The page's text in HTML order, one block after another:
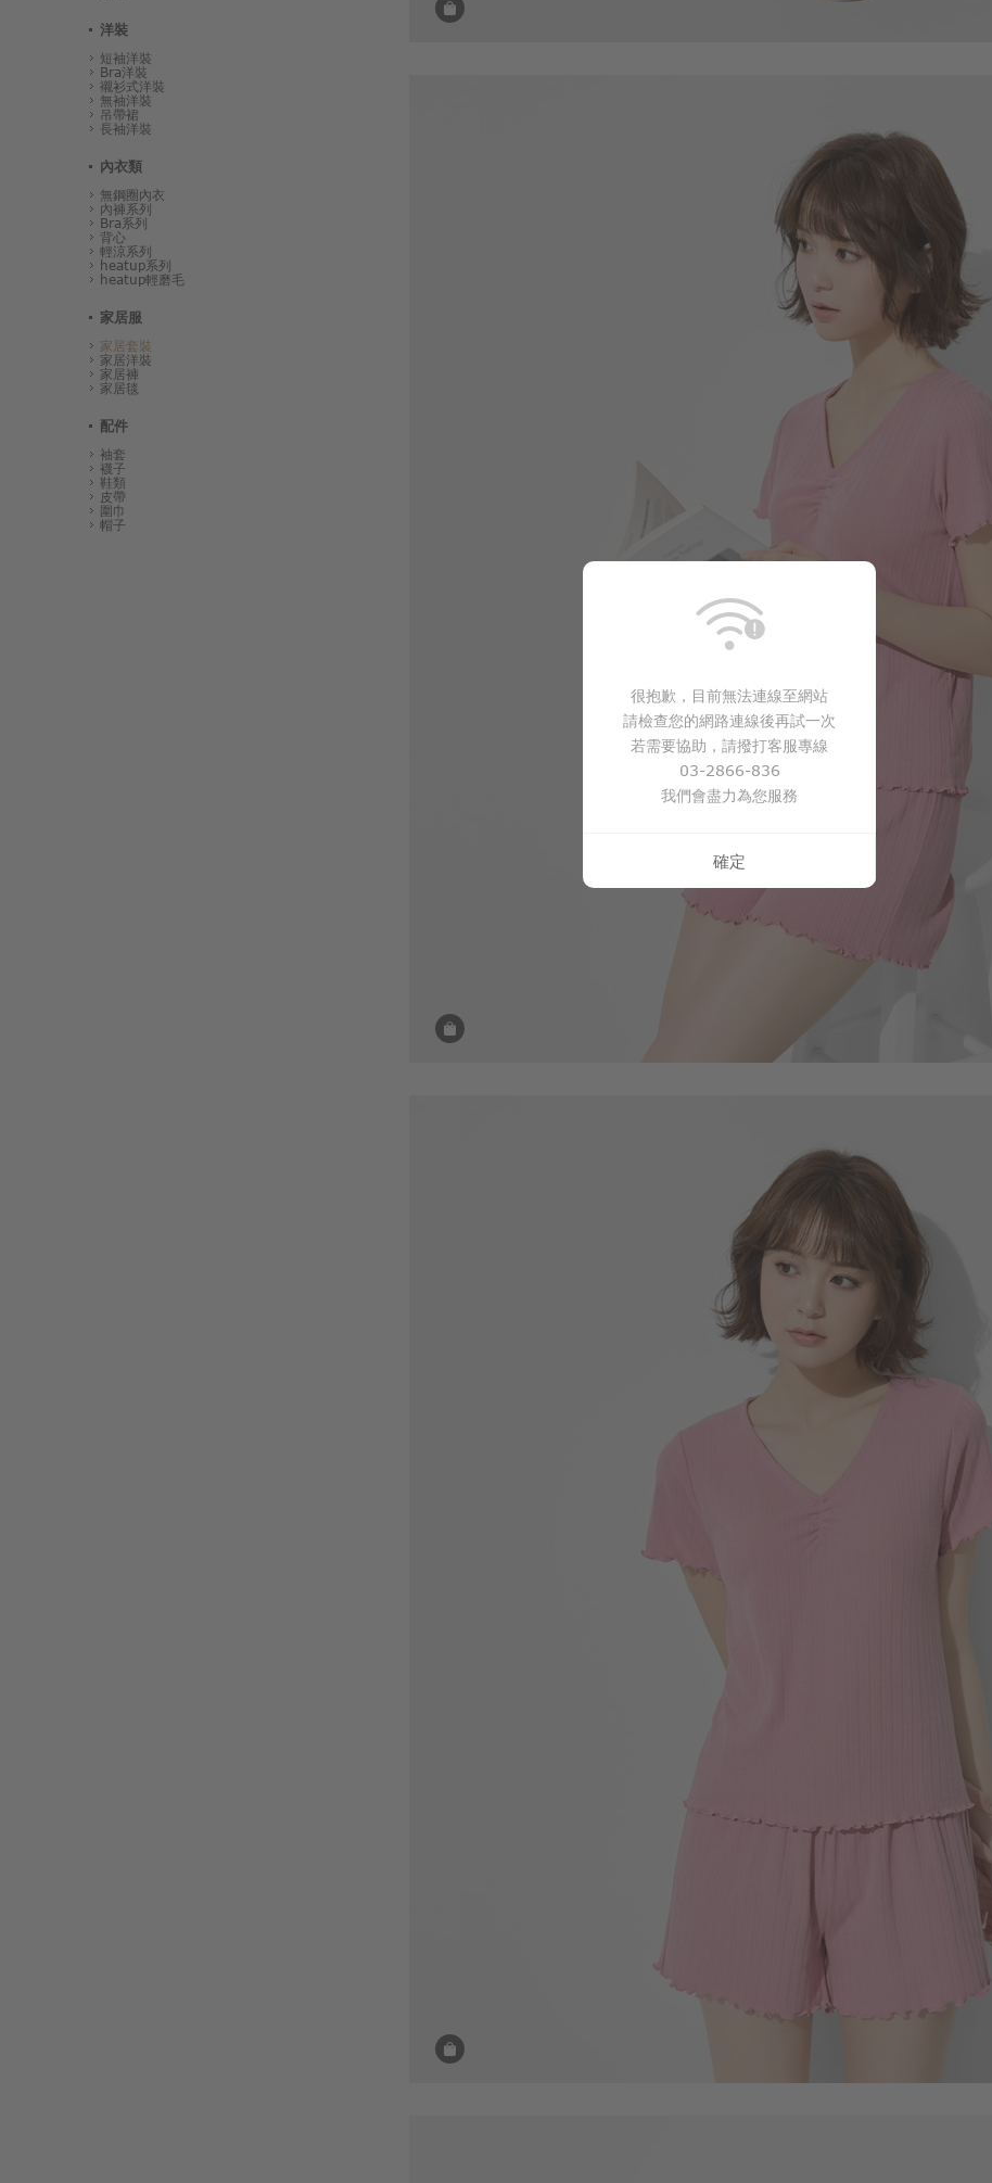
洋裝
短袖洋裝
Bra洋裝
襯衫式洋裝
無袖洋裝
吊帶裙
長袖洋裝
內衣類
無鋼圈內衣
內褲系列
Bra系列
背心
輕涼系列
heatup系列
heatup輕磨毛
家居服
家居套裝
家居洋裝
家居褲
家居毯
配件
袖套
襪子
鞋類
皮帶
圍巾
帽子
$450
很抱歉，目前無法連線至網站
請檢查您的網路連線後再試一次
若需要協助，請撥打客服專線
03-2866-836
我們會盡力為您服務
確定